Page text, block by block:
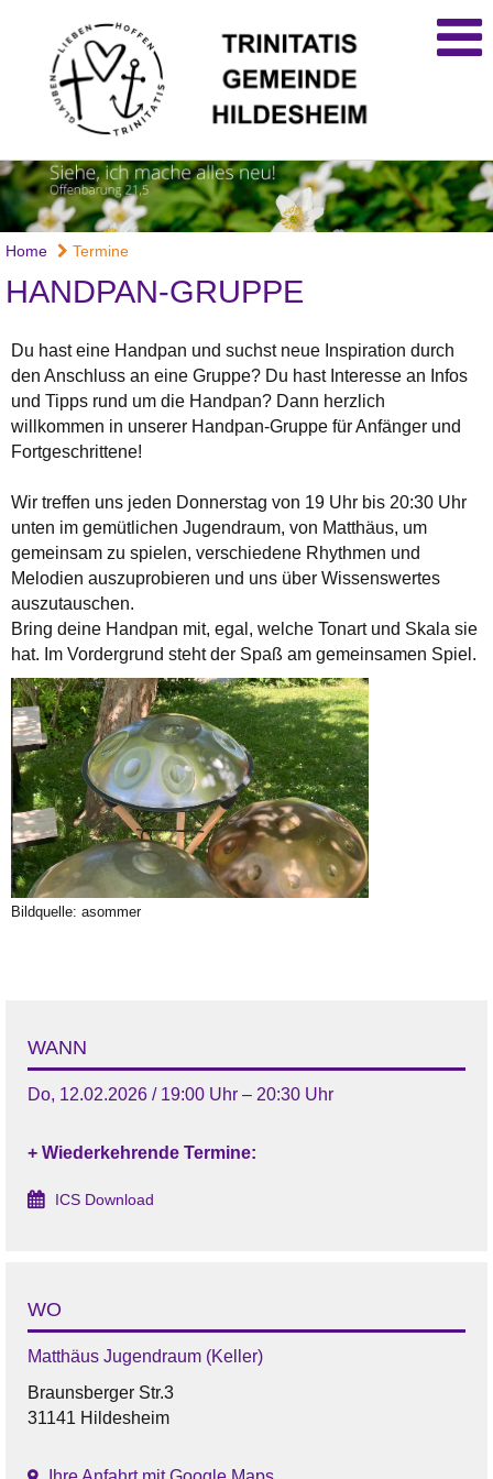
Home Termine
HANDPAN-GRUPPE
Du hast eine Handpan und suchst neue Inspiration durch
den Anschluss an eine Gruppe? Du hast Interesse an Infos
und Tipps rund um die Handpan? Dann herzlich
willkommen in unserer Handpan-Gruppe für Anfänger und
Fortgeschrittene!
Wir treffen uns jeden Donnerstag von 19 Uhr bis 20:30 Uhr
unten im gemütlichen Jugendraum, von Matthäus, um
gemeinsam zu spielen, verschiedene Rhythmen und
Melodien auszuprobieren und uns über Wissenswertes
auszutauschen.
Bring deine Handpan mit, egal, welche Tonart und Skala sie
hat. Im Vordergrund steht der Spaß am gemeinsamen Spiel.
Bildquelle: asommer
WANN
Do, 12.02.2026 / 19:00 Uhr – 20:30 Uhr
+ Wiederkehrende Termine:
ICS Download
WO
Matthäus Jugendraum (Keller)
Braunsberger Str.3
31141 Hildesheim